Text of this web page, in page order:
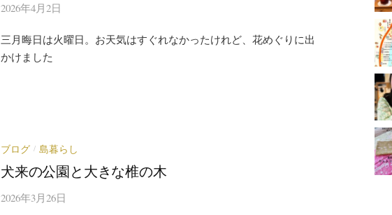
2026年4月2日
三月晦日は火曜日。お天気はすぐれなかったけれど、花めぐりに出
かけました
ブログ / 島暮らし
犬来の公園と大きな椎の木
2026年3月26日